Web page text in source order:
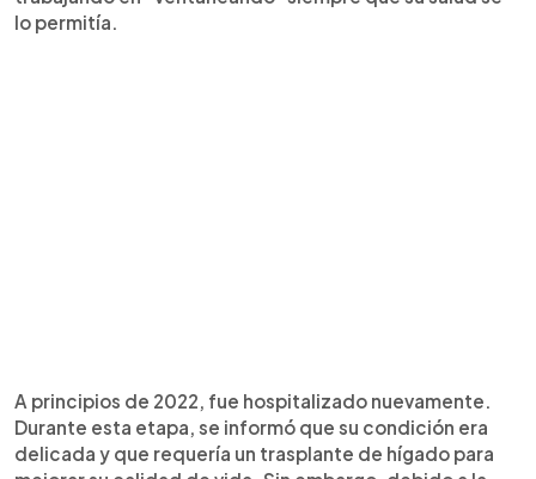
lo permitía.
A principios de 2022, fue hospitalizado nuevamente.
Durante esta etapa, se informó que su condición era
delicada y que requería un trasplante de hígado para